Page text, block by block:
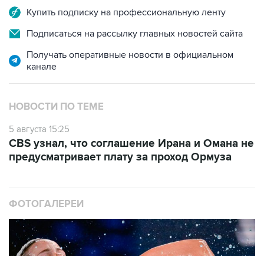
Купить подписку на профессиональную ленту
Подписаться на рассылку главных новостей сайта
Получать оперативные новости в официальном
канале
НОВОСТИ ПО ТЕМЕ
5 августа 15:25
CBS узнал, что соглашение Ирана и Омана не
предусматривает плату за проход Ормуза
ФОТОГАЛЕРЕИ